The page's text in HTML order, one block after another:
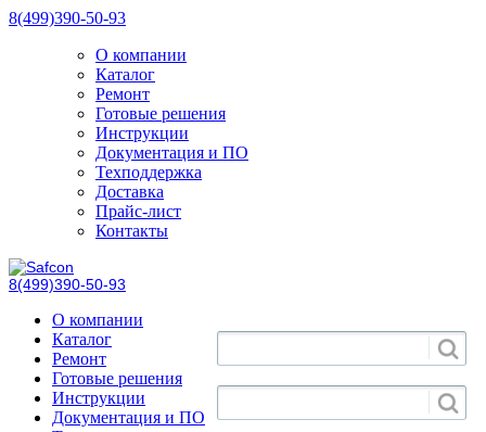
8(499)390-50-93
О компании
Каталог
Ремонт
Готовые решения
Инструкции
Документация и ПО
Техподдержка
Доставка
Прайс-лист
Контакты
8(499)390-50-93
О компании
Каталог
Ремонт
Готовые решения
Инструкции
Документация и ПО